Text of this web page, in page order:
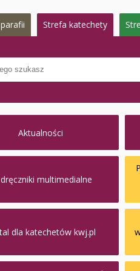
Strefa katechety
Aktualności
multimedialne
dla katechetów kwj.pl